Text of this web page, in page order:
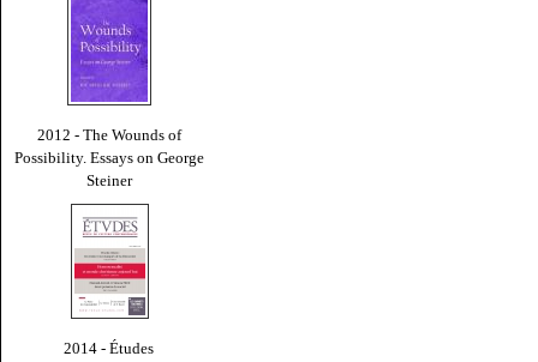
2012 - The Wounds of
Possibility. Essays on George
Steiner
2014 - Études